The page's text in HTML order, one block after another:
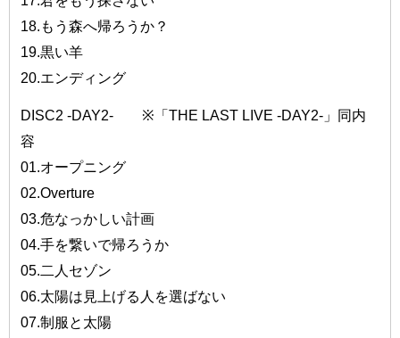
18.もう森へ帰ろうか？
19.黒い羊
20.エンディング
DISC2 -DAY2- ※「THE LAST LIVE -DAY2-」同内
容
01.オープニング
02.Overture
03.危なっかしい計画
04.手を繋いで帰ろうか
05.二人セゾン
06.太陽は見上げる人を選ばない
07.制服と太陽